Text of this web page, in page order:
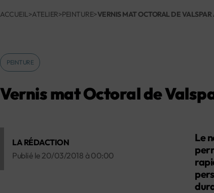
ACCUEIL >ATELIER>PEINTURE>VERNIS MAT OCTORAL DE
PEINTURE
Vernis mat Octoral de
LA RÉDACTION
Publié le 20/03/2018 à 00:00
Le